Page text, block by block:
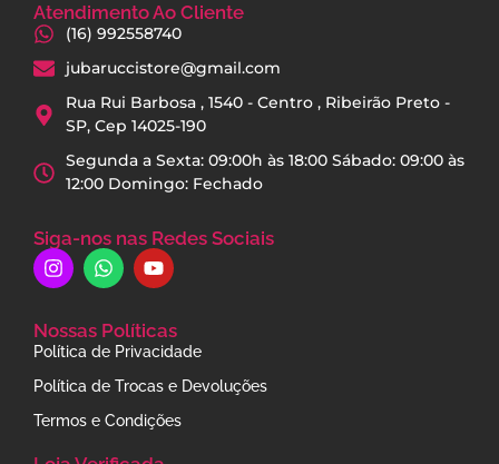
Atendimento Ao Cliente
(16) 992558740
jubaruccistore@gmail.com
Rua Rui Barbosa , 1540 - Centro , Ribeirão Preto -
SP, Cep 14025-190
Segunda a Sexta: 09:00h às 18:00 Sábado: 09:00 às
12:00 Domingo: Fechado
Siga-nos nas Redes Sociais
Nossas Políticas
Política de Privacidade
Política de Trocas e Devoluções
Termos e Condições